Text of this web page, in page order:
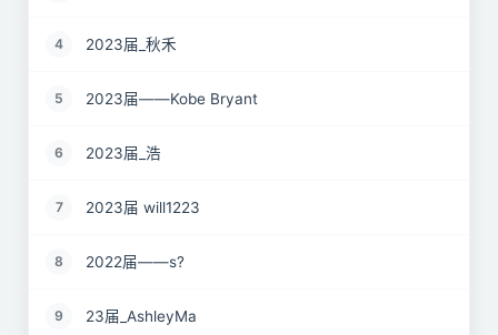
4 2023届_秋禾
5 2023届——Kobe Bryant
6 2023届_浩
7 2023届 will1223
8 2022届——s?
9 23届_AshleyMa